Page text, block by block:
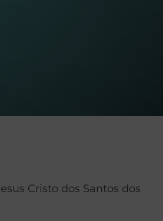
Cristo dos Santos dos